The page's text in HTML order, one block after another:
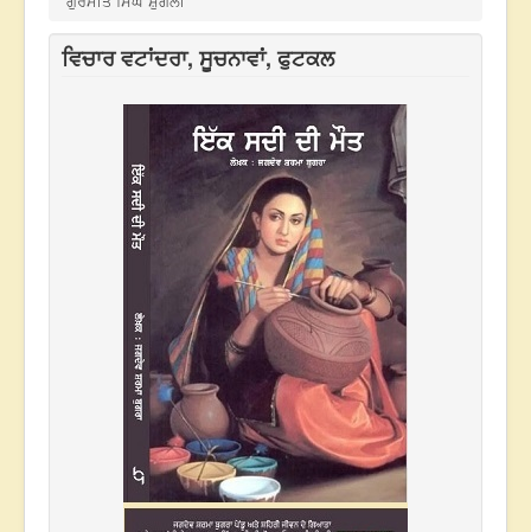
ਵਿਚਾਰ ਵਟਾਂਦਰਾ, ਸੂਚਨਾਵਾਂ, ਫੁਟਕਲ